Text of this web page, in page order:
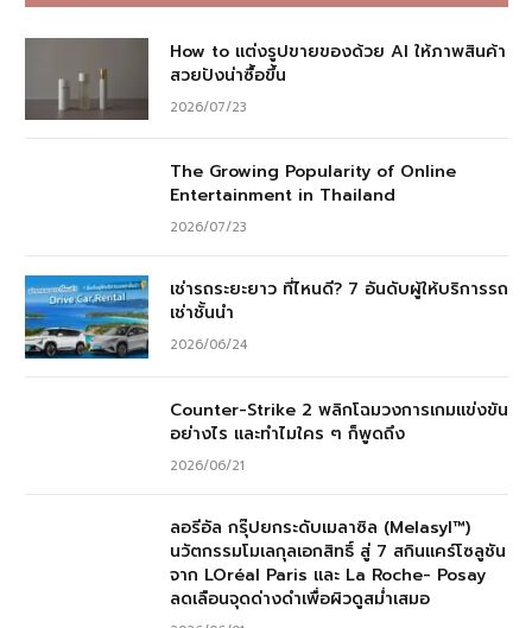
How to แต่งรูปขายของด้วย AI ให้ภาพสินค้า
สวยปังน่าซื้อขึ้น
2026/07/23
The Growing Popularity of Online
Entertainment in Thailand
2026/07/23
เช่ารถระยะยาว ที่ไหนดี? 7 อันดับผู้ให้บริการรถ
เช่าชั้นนำ
2026/06/24
Counter-Strike 2 พลิกโฉมวงการเกมแข่งขัน
อย่างไร และทำไมใคร ๆ ก็พูดถึง
2026/06/21
ลอรีอัล กรุ๊ปยกระดับเมลาซิล (Melasyl™)
นวัตกรรมโมเลกุลเอกสิทธิ์ สู่ 7 สกินแคร์โซลูชัน
จาก LOréal Paris และ La Roche- Posay
ลดเลือนจุดด่างดำเพื่อผิวดูสม่ำเสมอ